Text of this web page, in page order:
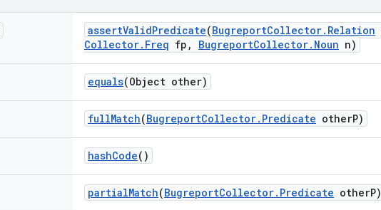
assertValidPredicate(BugreportCollector. Relation
Collector. Freq fp , BugreportCollector. Noun n)
equals(Object other)
fullMatch(BugreportCollector. Predicate otherP)
hashCode()
partialMatch(BugreportCollector. Predicate otherP)